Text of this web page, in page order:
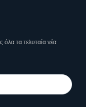
όλα τα τελυταία νέα